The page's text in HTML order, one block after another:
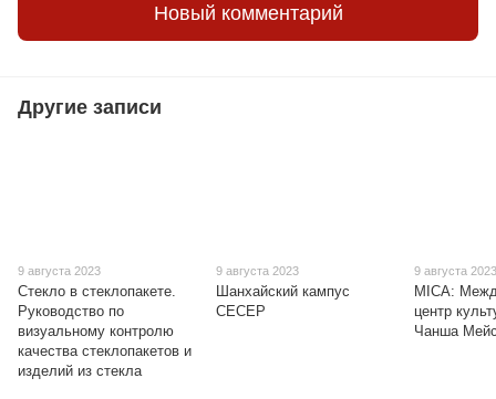
Новый комментарий
Другие записи
9 августа 2023
Стекло в стеклопакете.
Руководство по
визуальному контролю
качества стеклопакетов и
изделий из стекла
9 августа 2023
Шанхайский кампус
CECEP
9 августа
MICA:
центр
Чанша